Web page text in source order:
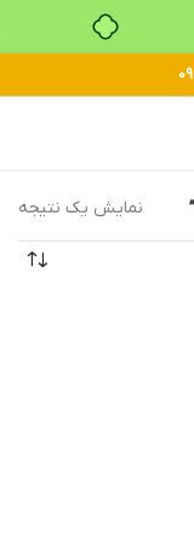
نمایش یک نتیجه